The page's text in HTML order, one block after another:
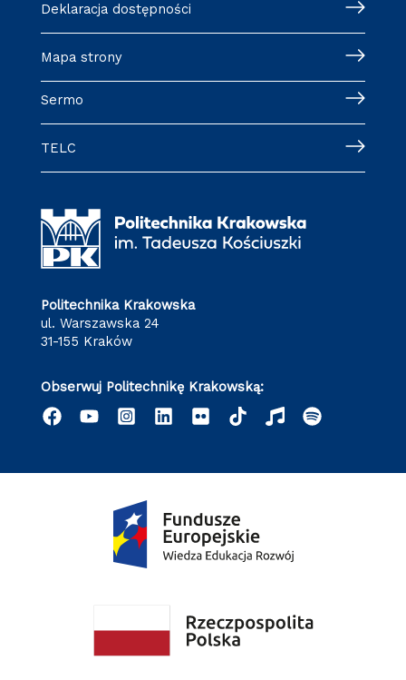
Deklaracja dostępności
Mapa strony
Sermo
TELC
Politechnika Krakowska
ul. Warszawska 24
31-155 Kraków
Obserwuj Politechnikę Krakowską: